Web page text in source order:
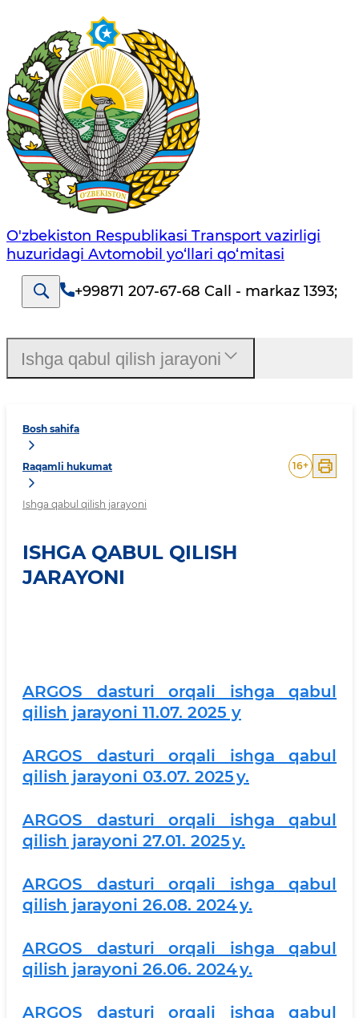
O'zbekiston Respublikasi Transport vazirligi
huzuridagi Avtomobil yo‘llari qo‘mitasi
+99871 207-67-68 Call - markaz 1393;
Bosh sahifa
Raqamli hukumat
Ishga qabul qilish jarayoni
16+
ISHGA QABUL QILISH
JARAYONI
ARGOS dasturi orqali ishga qabul
qilish jarayoni 11.07. 2025 y
ARGOS dasturi orqali ishga qabul
qilish jarayoni 03.07. 2025 y.
ARGOS dasturi orqali ishga qabul
qilish jarayoni 27.01. 2025 y.
ARGOS dasturi orqali ishga qabul
qilish jarayoni 26.08. 2024 y.
ARGOS dasturi orqali ishga qabul
qilish jarayoni 26.06. 2024 y.
ARGOS dasturi orqali ishga qabul
Ishga qabul qilish jarayoni